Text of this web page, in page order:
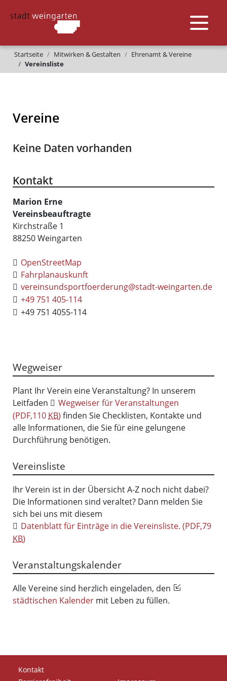
Startseite Mitwirken & Gestalten
Ehrenamt & Vereine
Vereinsliste
Vereine
Keine Daten vorhanden
Kontakt
Marion Erne
Vereinsbeauftragte
Kirchstraße 1
88250Weingarten
OpenStreetMap
Fahrplanauskunft
vereinsundsportfoerderung@stadt-weingarten.de
+49 751 405-114
+49 751 4055-114
Wegweiser
Plant Ihr Verein eine Veranstaltung? In unserem
Leitfaden
Wegweiser für Veranstaltungen
(PDF,110 KB) finden Sie Checklisten, Kontakte und
alle Informationen, die Sie für eine gelungene
Durchführung benötigen.
Vereinsliste
Ihr Verein ist in der Übersicht A-Z noch nicht dabei?
Die Informationen sind veraltet? Dann melden Sie
sich bei uns mit diesem
Datenblatt für Einträge in die Vereinsliste. (PDF,79
KB)
Veranstaltungskalender
Alle Vereine sind herzlich eingeladen, den
städtischen Kalender mit Leben zu füllen.
Kontakt